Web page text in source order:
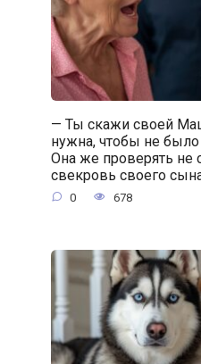
— Ты скажи своей
нужна, чтобы не
Она же проверять не
свекровь своего
0 678